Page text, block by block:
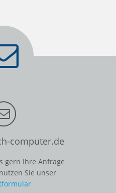
computer.de
gern Ihre Anfrage
Sie unser